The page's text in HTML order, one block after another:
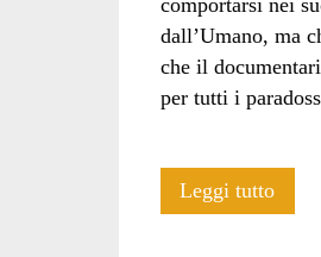
dall’Umano, ma
che il
per tutti i
Leggi tuttoStoria